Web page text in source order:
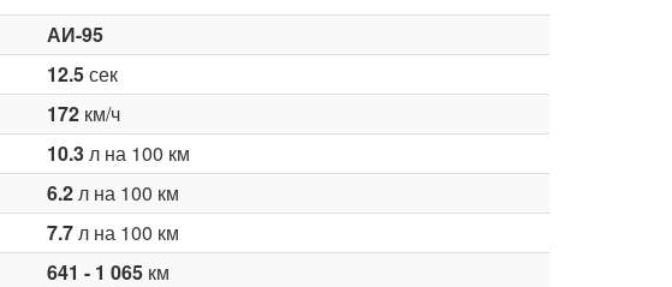
АИ-95
12.5сек
172км/ч
10.3л на 100 км
6.2л на 100 км
7.7л на 100 км
641 - 1 065км